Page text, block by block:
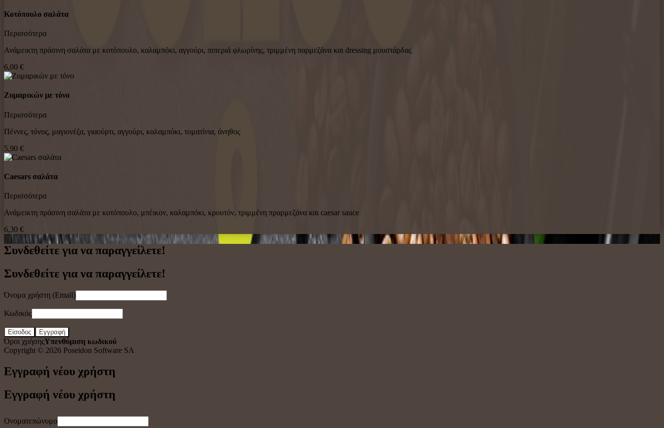
Κοτόπουλο σαλάτα
Περισσότερα
Ανάμεικτη πράσινη σαλάτα με κοτόπουλο, καλαμπόκι, αγγούρι, πιπεριά φλωρίνης, τριμμένη παρμεζάνα και dressing μουστάρδας
6,00 €
Ζυμαρικών με τόνο
Περισσότερα
Πέννες, τόνος, μαγιονέζα, γιαούρτι, αγγούρι, καλαμπόκι, τοματίνια, άνηθος
5,90 €
Caesars σαλάτα
Περισσότερα
Ανάμεικτη πράσινη σαλάτα με κοτόπουλο, μπέικον, καλαμπόκι, κρουτόν, τριμμένη πραρμεζάνα και caesar sauce
6,30 €
Συνδεθείτε για να παραγγείλετε!
Συνδεθείτε για να παραγγείλετε!
Όνομα χρήστη (Email)
Κωδικός
Είσοδος Εγγραφή
Όροι χρήσηςΥπενθύμιση κωδικού
Copyright © 2026 Poseidon Software SA
Εγγραφή νέου χρήστη
Εγγραφή νέου χρήστη
Ονοματεπώνυμο